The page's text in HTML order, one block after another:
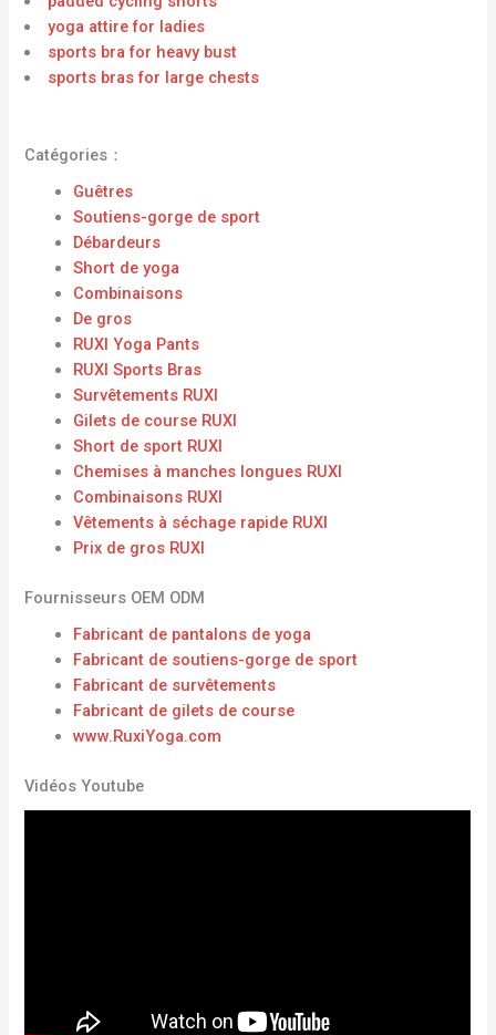
yoga attire for ladies
sports bra for heavy bust
sports bras for large chests
Catégories：
Guêtres
Soutiens-gorge de sport
Débardeurs
Short de yoga
Combinaisons
De gros
RUXI Yoga Pants
RUXI Sports Bras
Survêtements RUXI
Gilets de course RUXI
Short de sport RUXI
Chemises à manches longues RUXI
Combinaisons RUXI
Vêtements à séchage rapide RUXI
Prix ​​de gros RUXI
Fournisseurs OEM ODM
Fabricant de pantalons de yoga
Fabricant de soutiens-gorge de sport
Fabricant de survêtements
Fabricant de gilets de course
www.RuxiYoga.com
Vidéos Youtube